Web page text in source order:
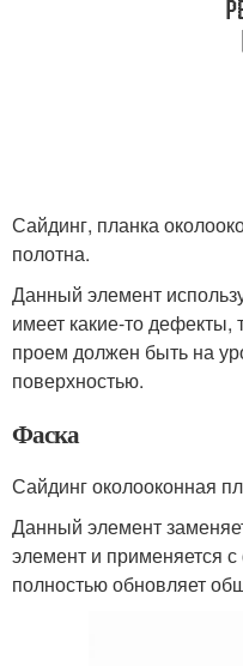
Сайдинг, планка
полотна.
Данный элемент
имеет какие-то дефекты,
проем должен быть на
поверхностью.
Фаска
Сайдинг околооконная
Данный элемент
элемент и применяется
полностью обновляет